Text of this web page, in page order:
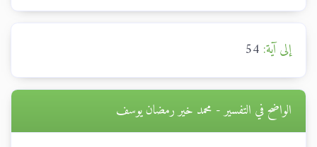
إلى آية: 54
الواضح في التفسير - محمد خير رمضان يوسف